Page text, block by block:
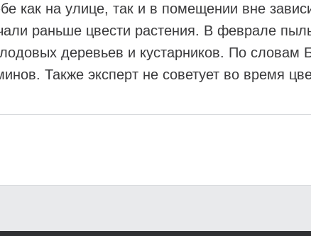
как на улице, так и в помещении вне
раньше цвести растения. В феврале
деревьев и кустарников. По словам
Также эксперт не советует во время